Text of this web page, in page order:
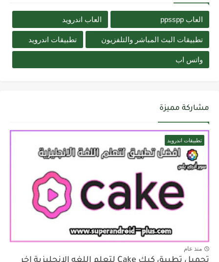
العاب ppsspp العاب اندرويد
تطبيقات البث المباشر والتلفزيون تطبيقات اندرويد
واتس اب
مشاركة مميزة
تطبيقات اندرويد
منذ عام